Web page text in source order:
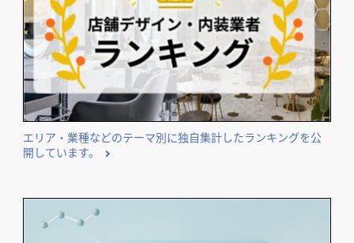
エリア・業種などのテーマ別に独自集計したランキングを公
開しています。